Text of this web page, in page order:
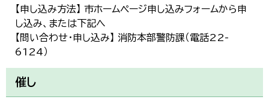
【申し込み方法】 市ホームページ申し込みフォームから申
し込み、または下記へ
【問い合わせ・申し込み】 消防本部警防課（電話22-
6124）
催し